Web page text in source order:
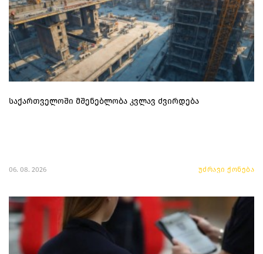
საქართველოში მშენებლობა კვლავ ძვირდება
06. 08. 2026 უძრავი ქონება